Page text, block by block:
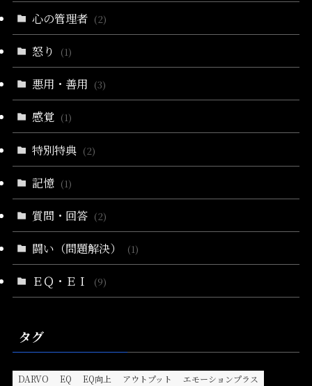
心の管理者 (2)
怒り (1)
悪用・善用 (3)
感覚 (1)
特別特典 (2)
記憶 (1)
質問・回答 (2)
闘い（問題解決） (1)
ＥＱ・ＥＩ (9)
タグ
DARVO EQ EQ向上 アウトプット
エモーションプラス